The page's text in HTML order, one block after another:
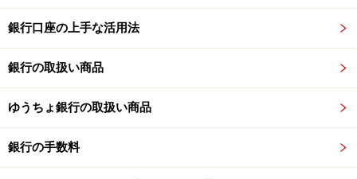
預入期間：1年
預入金額：10万円以上100万円まで（1円単位）
※1人100万円まで。
⑥トマト銀行 ももたろう支店
銀行口座の上手な活用法
銀行の取扱い商品
ゆうちょ銀行の取扱い商品
銀行の手数料